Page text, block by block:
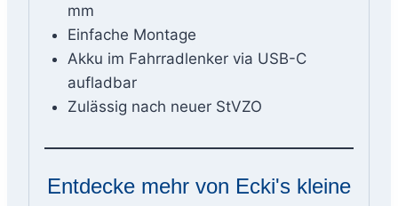
mm
Einfache Montage
Akku im Fahrradlenker via USB-C
aufladbar
Zulässig nach neuer StVZO
Entdecke mehr von Ecki's kleine